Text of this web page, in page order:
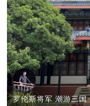
罗伦斯将军 潮游三国